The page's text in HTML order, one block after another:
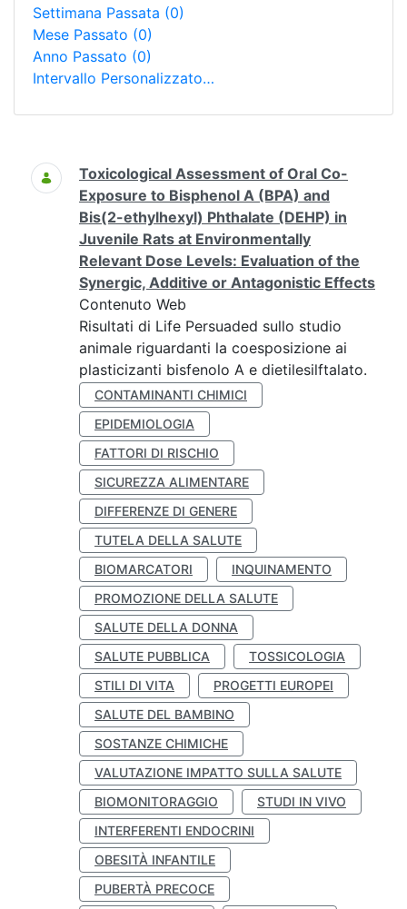
Settimana Passata (0)
Mese Passato (0)
Anno Passato (0)
Intervallo Personalizzato…
Ricerca
Toxicological Assessment of Oral Co-
Exposure to Bisphenol A (BPA) and
Bis(2-ethylhexyl) Phthalate (DEHP) in
Juvenile Rats at Environmentally
Relevant Dose Levels: Evaluation of the
Synergic, Additive or Antagonistic Effects
Contenuto Web
Risultati di Life Persuaded sullo studio
animale riguardanti la coesposizione ai
plasticizanti bisfenolo A e dietilesilftalato.
CONTAMINANTI CHIMICI
EPIDEMIOLOGIA
FATTORI DI RISCHIO
SICUREZZA ALIMENTARE
DIFFERENZE DI GENERE
TUTELA DELLA SALUTE
BIOMARCATORI
INQUINAMENTO
PROMOZIONE DELLA SALUTE
SALUTE DELLA DONNA
SALUTE PUBBLICA
TOSSICOLOGIA
STILI DI VITA
PROGETTI EUROPEI
SALUTE DEL BAMBINO
SOSTANZE CHIMICHE
VALUTAZIONE IMPATTO SULLA SALUTE
BIOMONITORAGGIO
STUDI IN VIVO
INTERFERENTI ENDOCRINI
OBESITÀ INFANTILE
PUBERTÀ PRECOCE